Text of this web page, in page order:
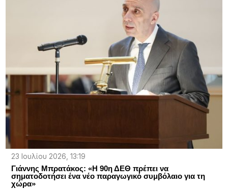
23 Ιουλίου 2026, 13:19
Γιάννης Μπρατάκος: «Η 90η ΔΕΘ πρέπει να
σηματοδοτήσει ένα νέο παραγωγικό συμβόλαιο για τη
χώρα»